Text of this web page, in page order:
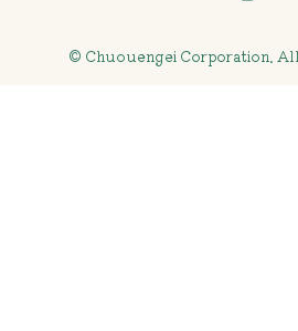
© Chuouengei Corporation.